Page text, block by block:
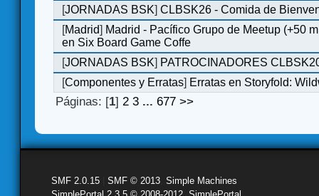
[JORNADAS BSK]CLBSK26 - Comida de
[Madrid] Madrid - Pacífico Grupo de Meetup (+50
en Six Board Game Coffe
[JORNADAS BSK] PATROCINADORES
[Componentes y Erratas] Erratas en Storyfold:
Páginas: [1]2 3 ...677 >>
SMF 2.0.15 SMF © 2013 Simple Machines